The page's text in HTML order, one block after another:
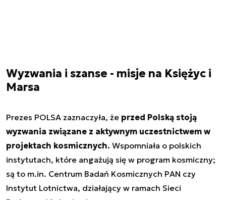
Wyzwania i szanse - misje na Księżyc i
Marsa
Prezes POLSA zaznaczyła, że przed Polską stoją
wyzwania związane z aktywnym uczestnictwem w
projektach kosmicznych. Wspomniała o polskich
instytutach, które angażują się w program kosmiczny;
są to m.in. Centrum Badań Kosmicznych PAN czy
Instytut Lotnictwa, działający w ramach Sieci